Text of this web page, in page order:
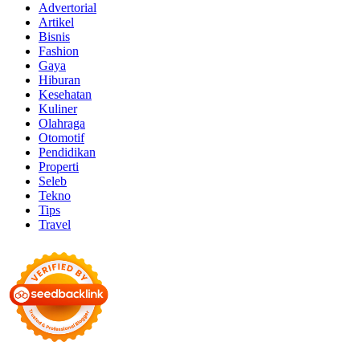
Advertorial
Artikel
Bisnis
Fashion
Gaya
Hiburan
Kesehatan
Kuliner
Olahraga
Otomotif
Pendidikan
Properti
Seleb
Tekno
Tips
Travel